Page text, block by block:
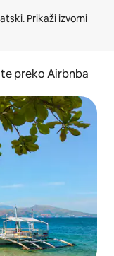
Prikaži izvorni
preko Airbnba